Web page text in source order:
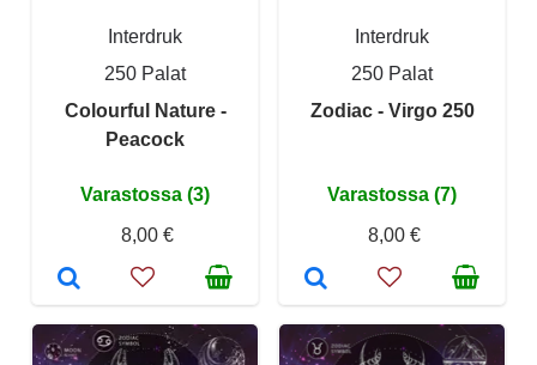
Interdruk
250 Palat
Colourful Nature -
Peacock
Varastossa (3)
8,00 €
Interdruk
250 Palat
Zodiac - Virgo 250
Varastossa (7)
8,00 €